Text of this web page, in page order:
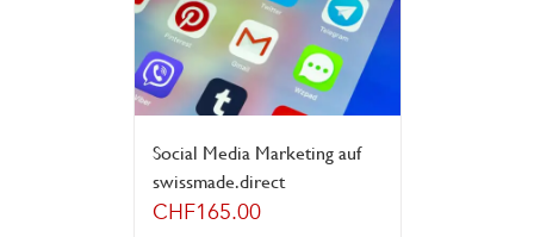
Social Media Marketing auf
swissmade.direct
CHF165.00